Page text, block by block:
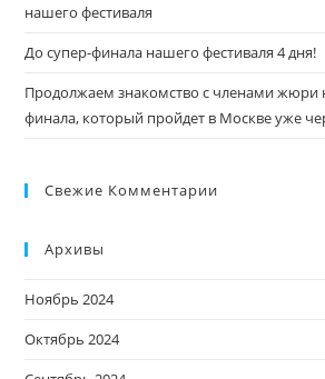
нашего фестиваля
До супер-финала нашего фестиваля 4 дня!
Продолжаем знакомство с членами жюри
финала, который пройдет в Москве уже
Свежие Комментарии
Архивы
Ноябрь 2024
Октябрь 2024